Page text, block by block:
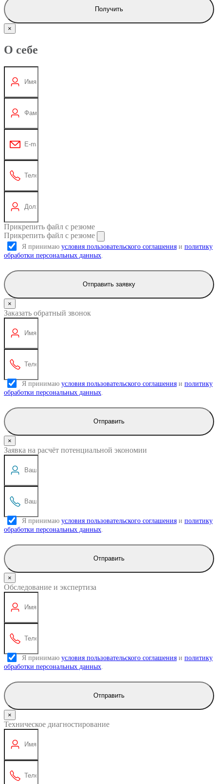
Получить
×
О себе
Прикрепить файл с резюме
Прикрепить файл с резюме
Я принимаю условия пользовательского соглашения и политику
обработки персональных данных
Отправить заявку
×
Заказать обратный звонок
Я принимаю условия пользовательского соглашения и политику
обработки персональных данных
Отправить
×
Заявка на расчёт потенциальной экономии
Я принимаю условия пользовательского соглашения и политику
обработки персональных данных
Отправить
×
Обследование и экспертиза
Я принимаю условия пользовательского соглашения и политику
обработки персональных данных
Отправить
×
Техническое диагностирование